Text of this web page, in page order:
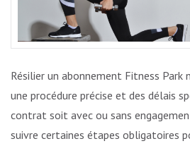
Résilier un abonnement Fitness Park
une procédure précise et des délais
contrat soit avec ou sans
suivre certaines étapes obligatoires